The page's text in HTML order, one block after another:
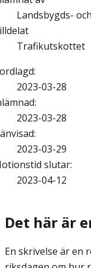
Landsbygds-
Trafikutskottet
:
2023-03-28
:
2023-03-28
:
2023-03-29
slutar:
2023-04-12
Det här är
En skrivelse är en